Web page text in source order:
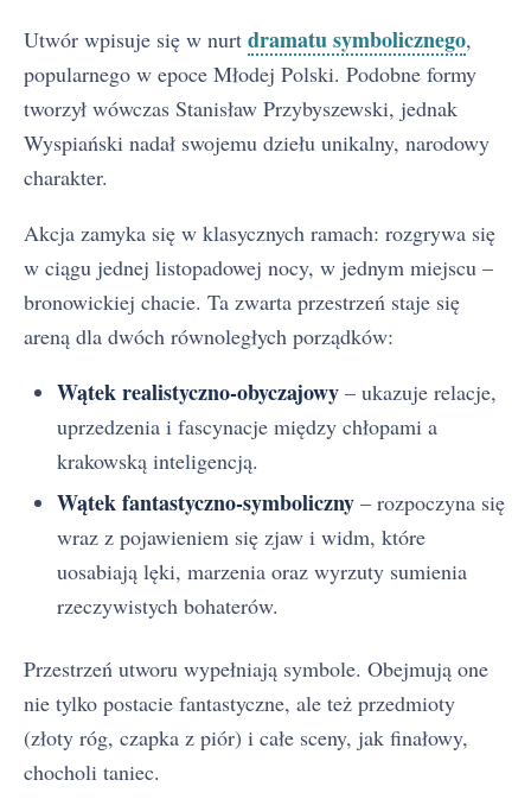
Utwór wpisuje się w nurt dramatu symbolicznego,
popularnego w epoce Młodej Polski. Podobne formy
tworzył wówczas Stanisław Przybyszewski, jednak
Wyspiański nadał swojemu dziełu unikalny, narodowy
charakter.
Akcja zamyka się w klasycznych ramach: rozgrywa się
w ciągu jednej listopadowej nocy, w jednym miejscu –
bronowickiej chacie. Ta zwarta przestrzeń staje się
areną dla dwóch równoległych porządków:
Wątek realistyczno-obyczajowy – ukazuje relacje,
uprzedzenia i fascynacje między chłopami a
krakowską inteligencją.
Wątek fantastyczno-symboliczny – rozpoczyna się
wraz z pojawieniem się zjaw i widm, które
uosabiają lęki, marzenia oraz wyrzuty sumienia
rzeczywistych bohaterów.
Przestrzeń utworu wypełniają symbole. Obejmują one
nie tylko postacie fantastyczne, ale też przedmioty
(złoty róg, czapka z piór) i całe sceny, jak finałowy,
chocholi taniec.